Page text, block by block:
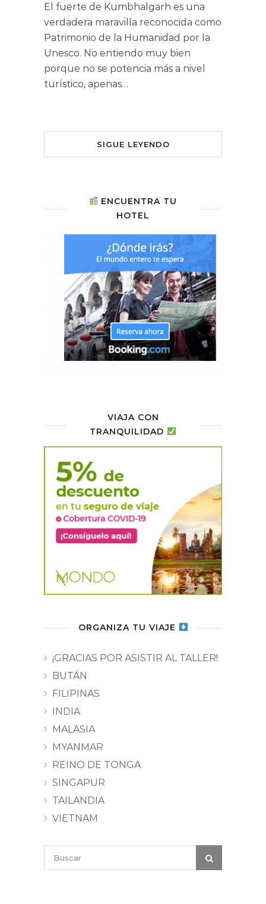
El fuerte de Kumbhalgarh es una
verdadera maravilla reconocida como
Patrimonio de la Humanidad por la
Unesco. No entiendo muy bien
porque no se potencia más a nivel
turístico, apenas…
SIGUE LEYENDO
ENCUENTRA TU
HOTEL
VIAJA CON
TRANQUILIDAD
ORGANIZA TU VIAJE
¡GRACIAS POR ASISTIR AL TALLER!
BUTÁN
FILIPINAS
INDIA
MALASIA
MYANMAR
REINO DE TONGA
SINGAPUR
TAILANDIA
VIETNAM